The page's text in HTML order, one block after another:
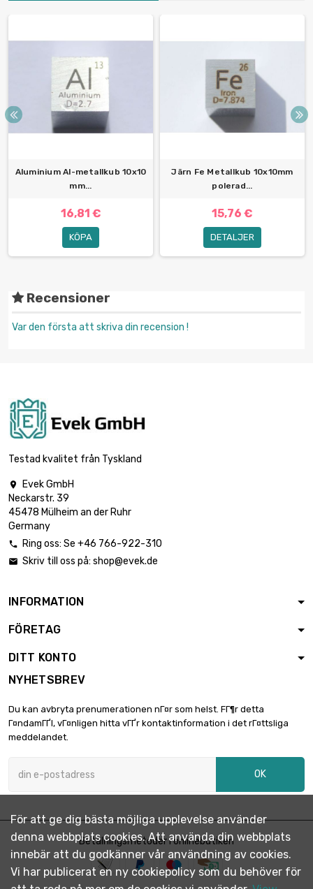
Aluminium Al-metallkub 10x10
mm...
16,81 €
KÖPA
Järn Fe Metallkub 10x10mm
polerad...
15,76 €
DETALJER
Recensioner
Var den första att skriva din recension !
Testad kvalitet från Tyskland

Evek GmbH
Neckarstr. 39
45478 Mülheim an der Ruhr
Germany
 Ring oss: Se +46 766-922-310
 Skriv till oss på: shop@evek.de
INFORMATION
FÖRETAG
DITT KONTO
NYHETSBREV
Du kan avbryta prenumerationen nГ¤r som helst. FГ¶r detta
Г¤ndamГҐl, vГ¤nligen hitta vГҐr kontaktinformation i det rГ¤ttsliga
meddelandet.
OK
Betalningsmetoder i onlinebutiken
För att ge dig bästa möjliga upplevelse använder
denna webbplats cookies. Att använda din webbplats
innebär att du godkänner vår användning av cookies.
Vi har publicerat en ny cookiepolicy som du behöver för